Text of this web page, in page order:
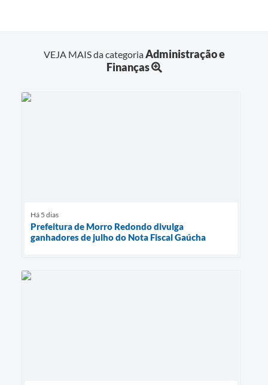
VEJA MAIS da categoriaAdministração e
Finanças
Há 5 dias
Prefeitura de Morro Redondo divulga
ganhadores de julho do Nota Fiscal Gaúcha